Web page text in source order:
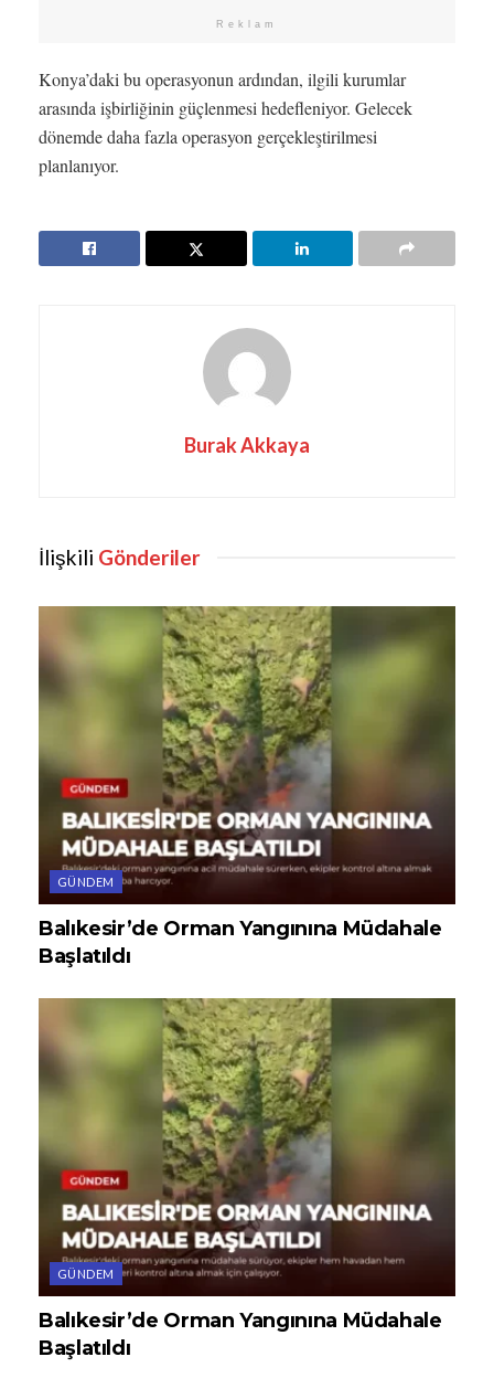
Reklam
Konya’daki bu operasyonun ardından, ilgili kurumlar
arasında işbirliğinin güçlenmesi hedefleniyor. Gelecek
dönemde daha fazla operasyon gerçekleştirilmesi
planlanıyor.
Burak Akkaya
İlişkili Gönderiler
GÜNDEM
Balıkesir’de Orman Yangınına Müdahale
Başlatıldı
GÜNDEM
Balıkesir’de Orman Yangınına Müdahale
Başlatıldı